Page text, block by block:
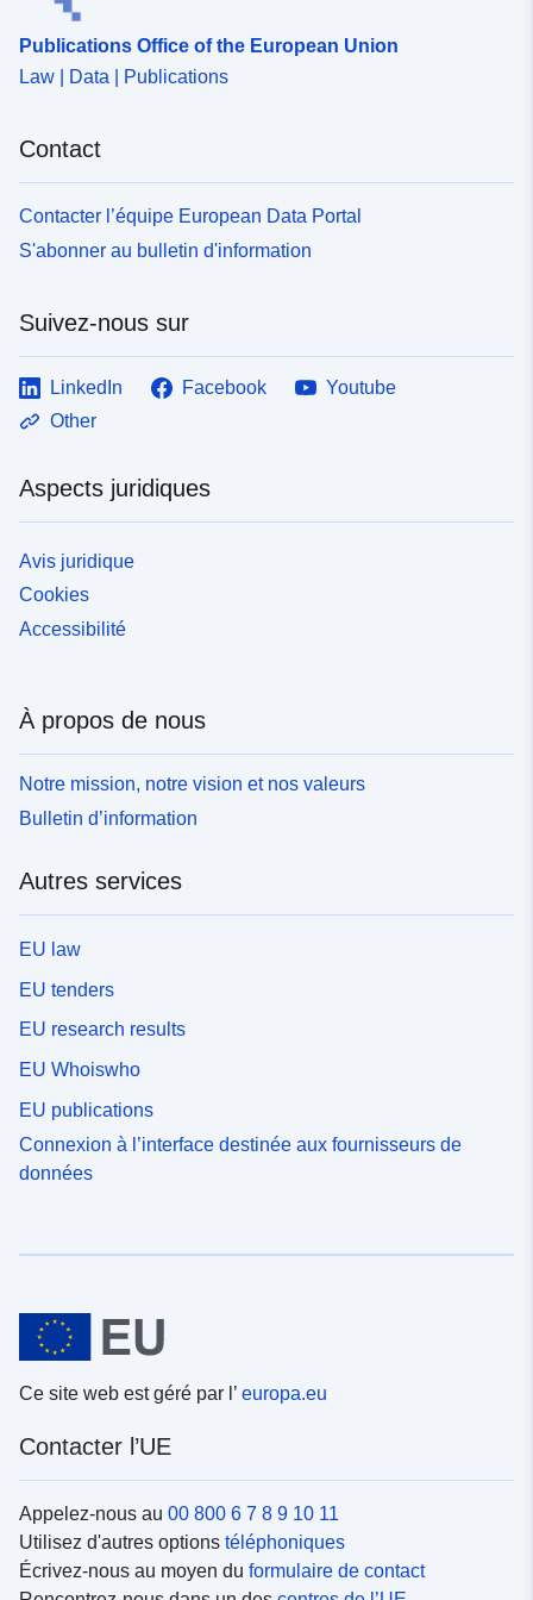
Publications Office of the European Union
Law | Data | Publications
Contact
Contacter l’équipe European Data Portal
S'abonner au bulletin d'information
Suivez-nous sur
LinkedIn Facebook
Youtube
Other
Aspects juridiques
Avis juridique
Cookies
Accessibilité
À propos de nous
Notre mission, notre vision et nos valeurs
Bulletin d’information
Autres services
EU law
EU tenders
EU research results
EU Whoiswho
EU publications
Connexion à l’interface destinée aux fournisseurs de
données
Ce site web est géré par l’ europa.eu
Contacter l’UE
Appelez-nous au 00 800 6 7 8 9 10 11
Utilisez d'autres options téléphoniques
Écrivez-nous au moyen du formulaire de contact